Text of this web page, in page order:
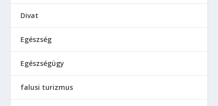
Divat
Egészség
Egészségügy
falusi turizmus